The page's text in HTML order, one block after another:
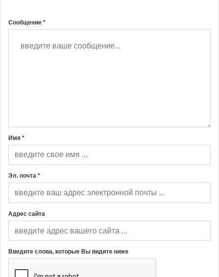
Сообщение *
Имя *
Эл. почта *
Адрес сайта
Введите слова, которые Вы видите ниже